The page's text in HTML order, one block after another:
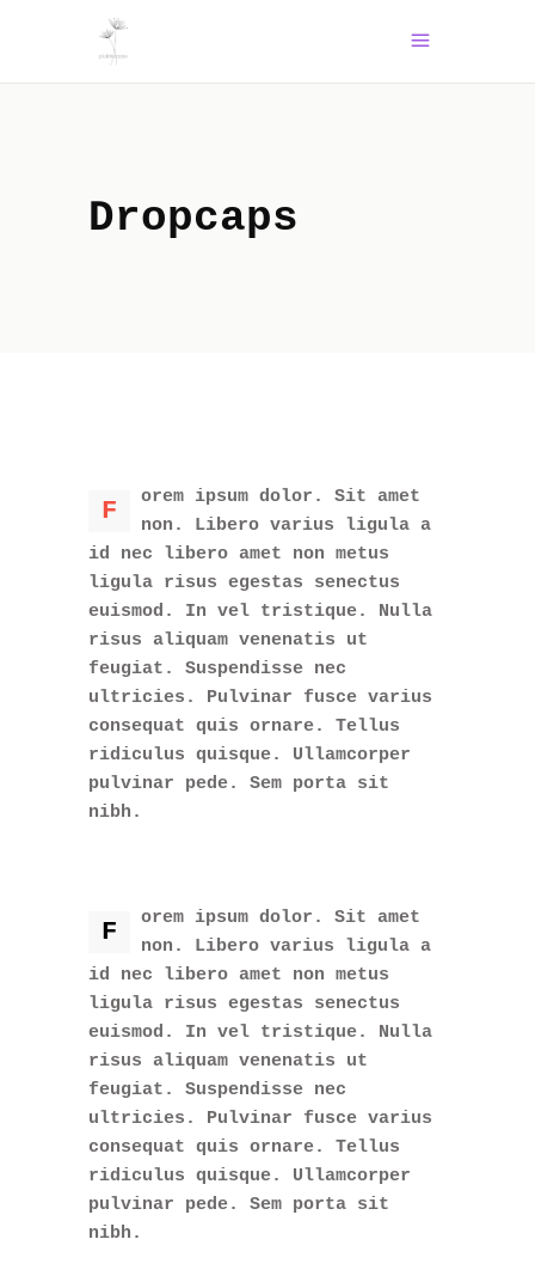
Dropcaps
F
orem ipsum dolor. Sit amet
non. Libero varius ligula a
id nec libero amet non metus
ligula risus egestas senectus
euismod. In vel tristique. Nulla
risus aliquam venenatis ut
feugiat. Suspendisse nec
ultricies. Pulvinar fusce varius
consequat quis ornare. Tellus
ridiculus quisque. Ullamcorper
pulvinar pede. Sem porta sit
nibh.
F
orem ipsum dolor. Sit amet
non. Libero varius ligula a
id nec libero amet non metus
ligula risus egestas senectus
euismod. In vel tristique. Nulla
risus aliquam venenatis ut
feugiat. Suspendisse nec
ultricies. Pulvinar fusce varius
consequat quis ornare. Tellus
ridiculus quisque. Ullamcorper
pulvinar pede. Sem porta sit
nibh.